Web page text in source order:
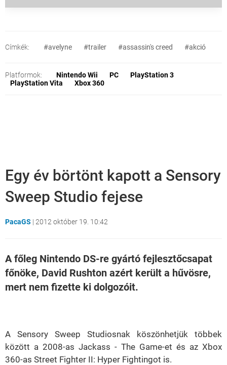
Címkék: #avelyne #trailer #assassin's creed #akció
Platformok: Nintendo Wii PC
PlayStation 3
PlayStation Vita
Xbox 360
Egy év börtönt kapott a Sensory
Sweep Studio fejese
PacaGS | 2012 október 19. 10:42
A főleg Nintendo DS-re gyártó fejlesztőcsapat
főnöke, David Rushton azért került a hűvösre,
mert nem fizette ki dolgozóit.
A Sensory Sweep Studiosnak köszönhetjük többek
között a 2008-as Jackass - The Game-et és az Xbox
360-as Street Fighter II: Hyper Fightingot is.